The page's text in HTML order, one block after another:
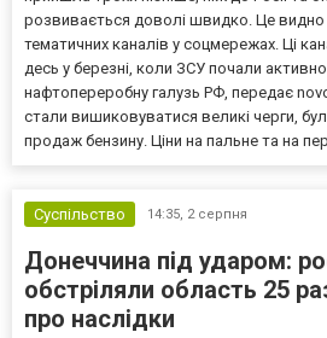
розвивається доволі швидко. Це
тематичних каналів у соцмережах. Ці
десь у березні, коли ЗСУ почали
нафтопереробну галузь РФ, передає
стали вишиковуватися великі черги,
продаж бензину. Ціни на пальне та на
Суспільство 14:35, 2 серпня
Донеччина під ударом:
обстріляли область 25
про наслідки